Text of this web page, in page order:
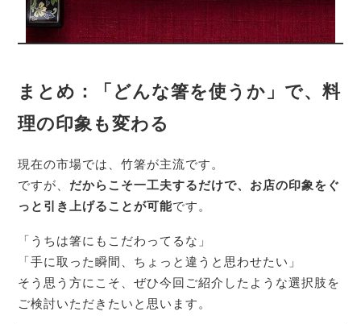
まとめ：「どんな箸を使うか」で、料
理の印象も変わる
現在の市場では、竹箸が主流です。
ですが、 だからこそ一工夫するだけで、お店の印象をぐ
っと引き上げることが可能です。
「うちは箸にもこだわってるな」
「手に取った瞬間、ちょっと違うと思わせたい」
そう思う方にこそ、ぜひ今回ご紹介したような選択肢を
ご検討いただきたいと思います。